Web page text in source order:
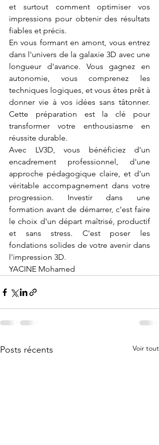
et surtout comment optimiser vos
impressions pour obtenir des résultats
fiables et précis.
En vous formant en amont, vous entrez
dans l'univers de la galaxie 3D avec une
longueur d'avance. Vous gagnez en
autonomie, vous comprenez les
techniques logiques, et vous êtes prêt à
donner vie à vos idées sans tâtonner.
Cette préparation est la clé pour
transformer votre enthousiasme en
réussite durable.
Avec LV3D, vous bénéficiez d'un
encadrement professionnel, d'une
approche pédagogique claire, et d'un
véritable accompagnement dans votre
progression. Investir dans une
formation avant de démarrer, c'est faire
le choix d'un départ maîtrisé, productif
et sans stress. C'est poser les
fondations solides de votre avenir dans
l'impression 3D.
YACINE Mohamed
Posts récents Voir tout